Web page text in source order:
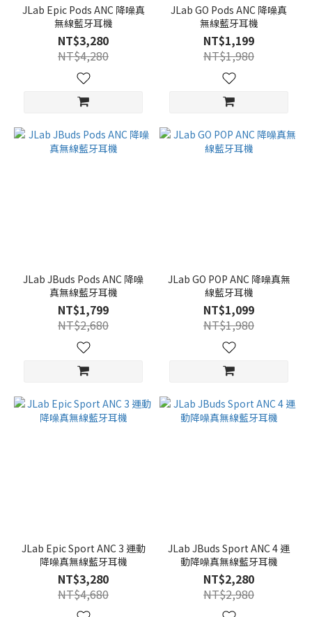
JLab Epic Pods ANC 降噪真
無線藍牙耳機
NT$3,280
NT$4,280
JLab GO Pods ANC 降噪真
無線藍牙耳機
NT$1,199
NT$1,980
JLab JBuds Pods ANC 降噪
真無線藍牙耳機
NT$1,799
NT$2,680
JLab GO POP ANC 降噪真無
線藍牙耳機
NT$1,099
NT$1,980
JLab Epic Sport ANC 3 運動
降噪真無線藍牙耳機
NT$3,280
NT$4,680
JLab JBuds Sport ANC 4 運
動降噪真無線藍牙耳機
NT$2,280
NT$2,980